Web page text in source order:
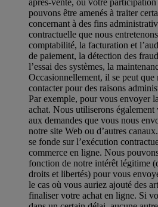
après-vente, ou votre
pouvons être amenés à traiter
concernant à des fins
contractuelle que nous
comptabilité, la facturation et
de paiement, la détection des
l’essai des systèmes, la
Occasionnellement, il se peut
contacter pour des raisons
Par exemple, pour vous envoyer
achat. Nous utiliserons
aux demandes que vous nous
notre site Web ou d’autres
se fonde sur l’exécution
commerce en ligne. Nous
fonction de notre intérêt légitime
droits et libertés) pour vous
le cas où vous auriez ajouté des
finaliser votre achat en ligne. Si